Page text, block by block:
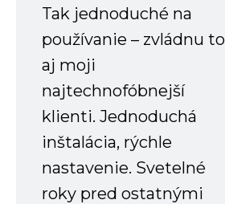
Tak jednoduché na
používanie – zvládnu to
aj moji
najtechnofóbnejší
klienti. Jednoduchá
inštalácia, rýchle
nastavenie. Svetelné
roky pred ostatnými